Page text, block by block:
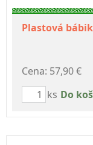
Plastová
Cena: 57,90 €
ks Do